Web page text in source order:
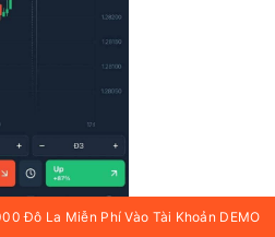
Đô La Miễn Phí Vào Tài Khoản DEMO